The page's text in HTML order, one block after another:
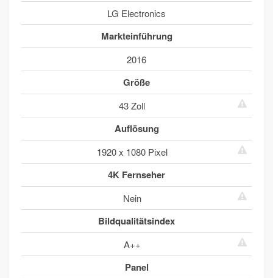
LG Electronics
Markteinführung
2016
Größe
43 Zoll
Auflösung
1920 x 1080 Pixel
4K Fernseher
Nein
Bildqualitätsindex
A++
Panel